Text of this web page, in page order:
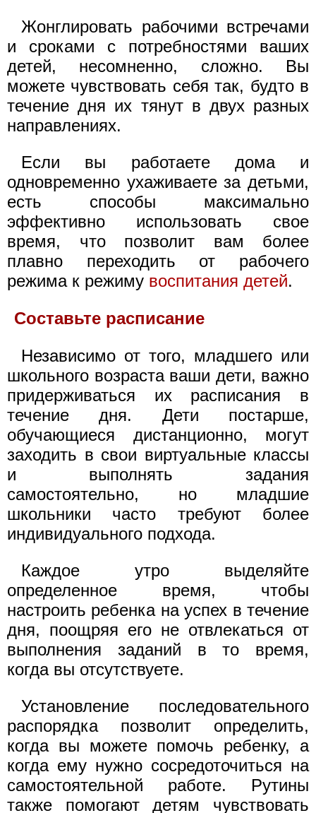
Жонглировать рабочими встречами
и сроками с потребностями ваших
детей, несомненно, сложно. Вы
можете чувствовать себя так, будто в
течение дня их тянут в двух разных
направлениях.
Если вы работаете дома и
одновременно ухаживаете за детьми,
есть способы максимально
эффективно использовать свое
время, что позволит вам более
плавно переходить от рабочего
режима к режиму воспитания детей.
Составьте расписание
Независимо от того, младшего или
школьного возраста ваши дети, важно
придерживаться их расписания в
течение дня. Дети постарше,
обучающиеся дистанционно, могут
заходить в свои виртуальные классы
и выполнять задания
самостоятельно, но младшие
школьники часто требуют более
индивидуального подхода.
Каждое утро выделяйте
определенное время, чтобы
настроить ребенка на успех в течение
дня, поощряя его не отвлекаться от
выполнения заданий в то время,
когда вы отсутствуете.
Установление последовательного
распорядка позволит определить,
когда вы можете помочь ребенку, а
когда ему нужно сосредоточиться на
самостоятельной работе. Рутины
также помогают детям чувствовать